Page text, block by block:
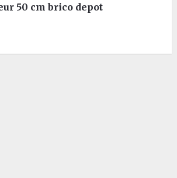
50 cm brico depot